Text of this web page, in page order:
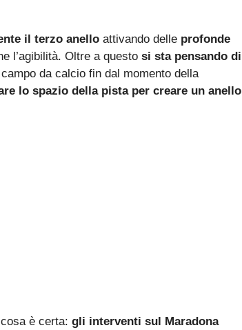
il terzo anello attivando delle profonde
l’agibilità. Oltre a questo si sta pensando di
da calcio fin dal momento della
lo spazio della pista per creare un anello
è certa: gli interventi sul Maradona